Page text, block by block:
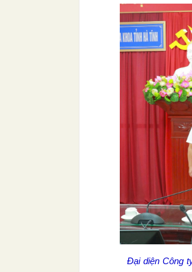
Đại diện Công